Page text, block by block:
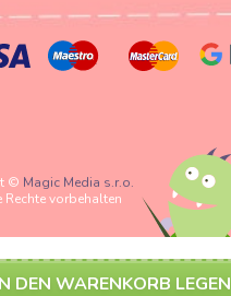
DEN WARENKORB LEGEN
© Magic Media s.r.o.
Rechte vorbehalten